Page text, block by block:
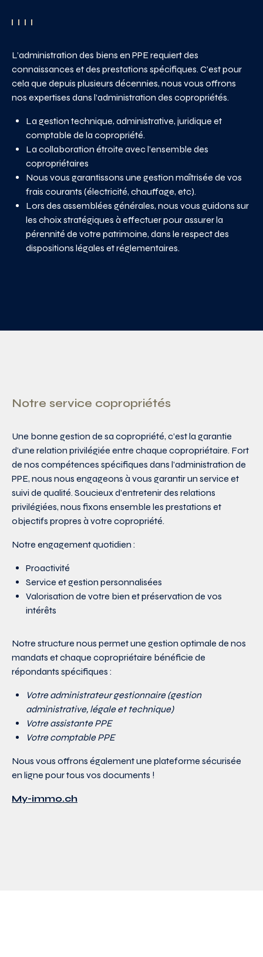
L’administration des biens en PPE requiert des
connaissances et des prestations spécifiques. C’est pour
cela que depuis plusieurs décennies, nous vous offrons
nos expertises dans l’administration des copropriétés.
La gestion technique, administrative, juridique et
comptable de la copropriété.
La collaboration étroite avec l’ensemble des
copropriétaires
Nous vous garantissons une gestion maîtrisée de vos
frais courants (électricité, chauffage, etc).
Lors des assemblées générales, nous vous guidons sur
les choix stratégiques à effectuer pour assurer la
pérennité de votre patrimoine, dans le respect des
dispositions légales et réglementaires.
Notre service copropriétés
Une bonne gestion de sa copropriété, c’est la garantie
d’une relation privilégiée entre chaque copropriétaire. Fort
de nos compétences spécifiques dans l’administration de
PPE, nous nous engageons à vous garantir un service et
suivi de qualité. Soucieux d’entretenir des relations
privilégiées, nous fixons ensemble les prestations et
objectifs propres à votre copropriété.
Notre engagement quotidien :
Proactivité
Service et gestion personnalisées
Valorisation de votre bien et préservation de vos
intérêts
Notre structure nous permet une gestion optimale de nos
mandats et chaque copropriétaire bénéficie de
répondants spécifiques :
Votre administrateur gestionnaire (gestion
administrative, légale et technique)
Votre assistante PPE
Votre comptable PPE
Nous vous offrons également une plateforme sécurisée
en ligne pour tous vos documents !
My-immo.ch